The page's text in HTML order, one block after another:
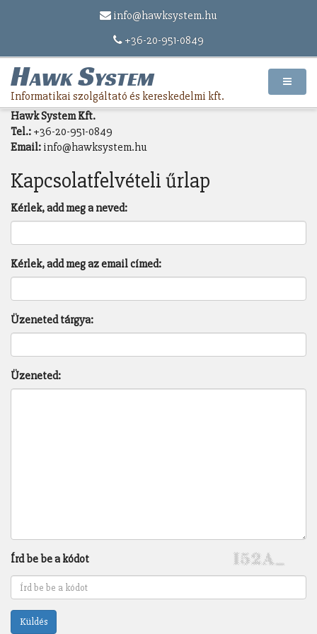
info@hawksystem.hu
+36-20-951-0849
Hawk System
Informatikai szolgáltató és kereskedelmi kft.
Kapcsolat részletei
Hawk System Kft.
Tel.: +36-20-951-0849
Email: info@hawksystem.hu
Kapcsolatfelvételi űrlap
Kérlek, add meg a neved:
Kérlek, add meg az email címed:
Üzeneted tárgya:
Üzeneted:
Írd be be a kódot